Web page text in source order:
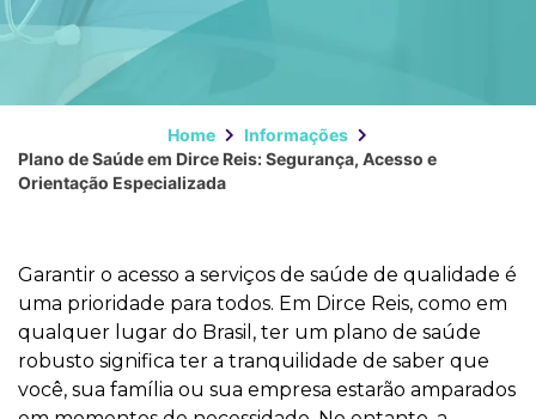
Home
Informações
Plano de Saúde em Dirce Reis: Segurança, Acesso e
Orientação Especializada
Garantir o acesso a serviços de saúde de qualidade é
uma prioridade para todos. Em Dirce Reis, como em
qualquer lugar do Brasil, ter um plano de saúde
robusto significa ter a tranquilidade de saber que
você, sua família ou sua empresa estarão amparados